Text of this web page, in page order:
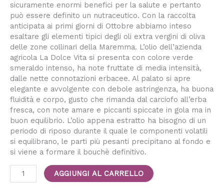
sicuramente enormi benefici per la salute e pertanto
può essere definito un nutraceutico. Con la raccolta
anticipata ai primi giorni di Ottobre abbiamo inteso
esaltare gli elementi tipici degli oli extra vergini di oliva
delle zone collinari della Maremma. L’olio dell’azienda
agricola La Dolce Vita si presenta con colore verde
smeraldo intenso, ha note fruttate di media intensità,
dalle nette connotazioni erbacee. Al palato si apre
elegante e avvolgente con debole astringenza, ha buona
fluidità e corpo, gusto che rimanda dal carciofo all’erba
fresca, con note amare e piccanti spiccate in gola ma in
buon equilibrio. L’olio appena estratto ha bisogno di un
periodo di riposo durante il quale le componenti volatili
si equilibrano, le parti più pesanti precipitano al fondo e
si viene a formare il bouchè definitivo.
AGGIUNGI AL CARRELLO